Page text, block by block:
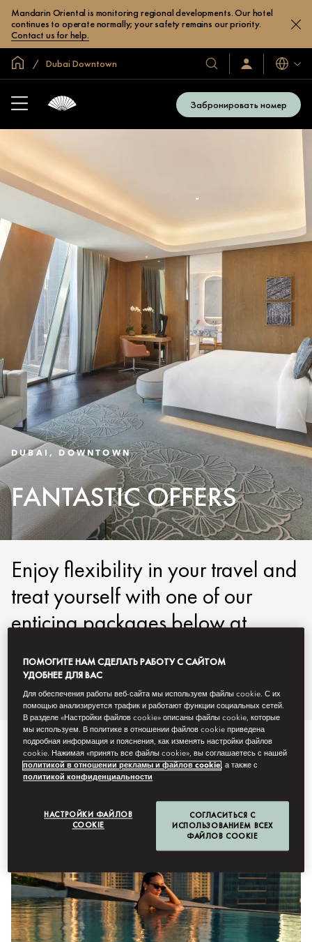
Mandarin Oriental is monitoring regional developments. Our hotel
continues to operate normally; your safety remains our priority.
Contact us for help.
ГлавнаяDubai Downtown
Наши
отели
курорты
Войти/
Языки
Забронировать номер
DUBAI, DOWNTOWN
FANTASTIC OFFERS
Enjoy flexibility in your travel and
treat yourself with one of our
enticing packages below at
Mandarin Oriental Downtown,
Dubai.
ПОМОГИТЕ НАМ СДЕЛАТЬ РАБОТУ С САЙТОМ
УДОБНЕЕ ДЛЯ ВАС
Для обеспечения работы веб-сайта мы используем файлы cookie. С их
помощью анализируется трафик и работают функции социальных сетей.
В разделе «Настройки файлов cookie» описаны файлы cookie, которые
мы используем. В политике в отношении файлов cookie приведена
подробная информация и пояснения, как изменять настройки файлов
cookie. Нажимая «принять все файлы cookie», вы соглашаетесь с нашей
политикой в отношении рекламы и файлов cookie, а также с
политикой конфиденциальности
НАСТРОЙКИ ФАЙЛОВ
COOKIE
СОГЛАСИТЬСЯ С
ИСПОЛЬЗОВАНИЕМ ВСЕХ
ФАЙЛОВ COOKIE